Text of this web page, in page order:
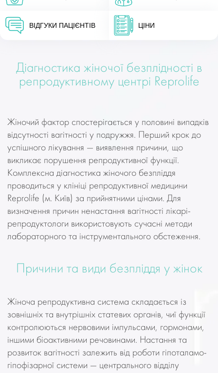
ВІДГУКИ ПАЦІЄНТІВ ЦІНИ
Діагностика жіночої безплідності в
репродуктивному центрі Reprolife
Жіночий фактор спостерігається у половині випадків
відсутності вагітності у подружжя. Перший крок до
успішного лікування — виявлення причини, що
викликає порушення репродуктивної функції.
Комплексна діагностика жіночого безпліддя
проводиться у клініці репродуктивної медицини
Reprolife (м. Київ) за прийнятними цінами. Для
визначення причин ненастання вагітності лікарі-
репродуктологи використовують сучасні методи
лабораторного та інструментального обстеження.
Причини та види безпліддя у жінок
Жіноча репродуктивна система складається із
зовнішніх та внутрішніх статевих органів, чиї функції
контролюються нервовими імпульсами, гормонами,
іншими біоактивними речовинами. Настання та
розвиток вагітності залежить від роботи гіпоталамо-
гіпофізарної системи — центрального відділу